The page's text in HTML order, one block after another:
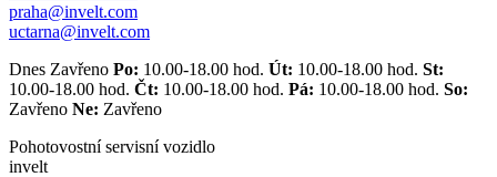
praha@invelt.com
uctarna@invelt.com
Dnes Zavřeno Po: 10.00-18.00 hod. Út: 10.00-18.00 hod. St:
10.00-18.00 hod. Čt: 10.00-18.00 hod. Pá: 10.00-18.00 hod. So:
Zavřeno Ne: Zavřeno
Pohotovostní servisní vozidlo
invelt